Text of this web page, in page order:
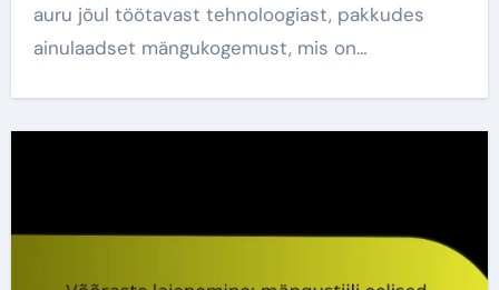
auru jõul töötavast tehnoloogiast, pakkudes
ainulaadset mängukogemust, mis on…